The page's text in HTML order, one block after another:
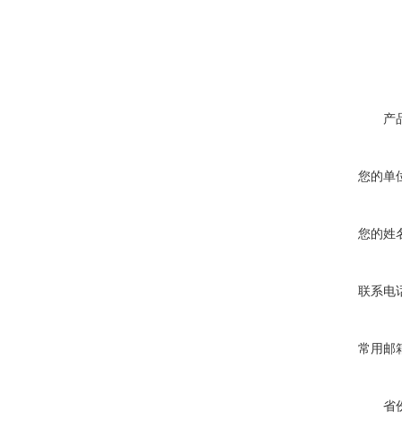
产
您的单
您的姓
联系电
常用邮
省